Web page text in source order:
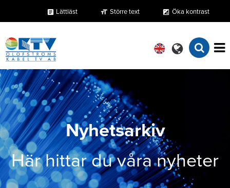
article Lättläst format_size Större text exposure Öka kontrast
Nyhetsarkiv
Här hittar du våra nyheter